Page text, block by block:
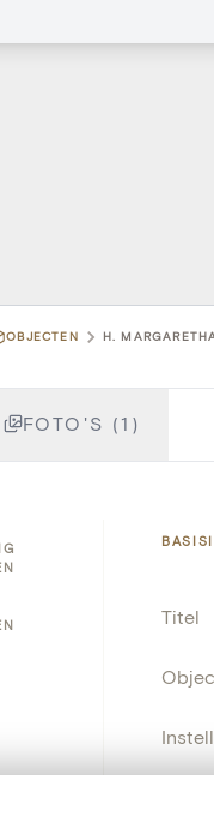
OBJECTEN H.
FOTO'S (1)
Titel